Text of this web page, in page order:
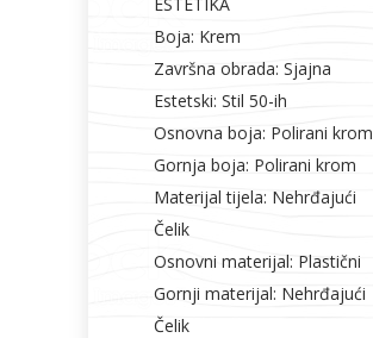
Boja: Krem
Završna obrada: Sjajna
Estetski: Stil 50-ih
Osnovna boja: Polirani krom
Gornja boja: Polirani krom
Materijal tijela: Nehrđajući
Čelik
Osnovni materijal: Plastični
Gornji materijal: Nehrđajući
Čelik